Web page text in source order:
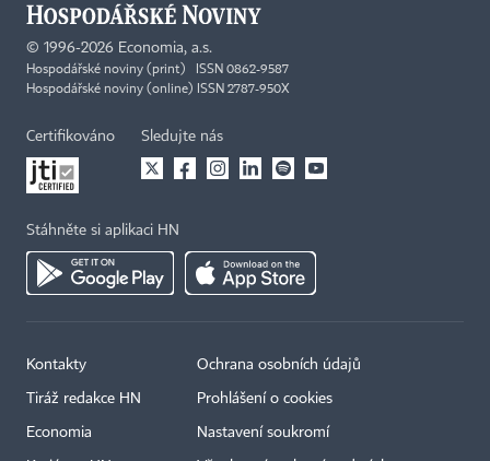
© 1996-2026 Economia, a.s.
Hospodářské noviny (print) ISSN 0862-9587
Hospodářské noviny (online) ISSN 2787-950X
Certifikováno Sledujte nás
Stáhněte si aplikaci HN
Kontakty
Tiráž redakce HN
Economia
Ochrana osobních údajů
Prohlášení o cookies
Nastavení soukromí